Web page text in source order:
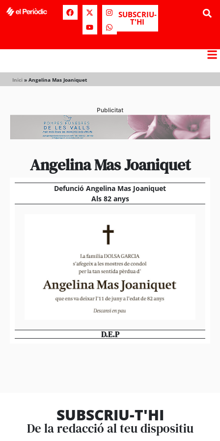
SUBSCRIU-
T'HI
Inici » Angelina Mas Joaniquet
Publicitat
Angelina Mas Joaniquet
Defunció Angelina Mas Joaniquet
Als 82 anys
D.E.P
SUBSCRIU-T'HI
De la redacció al teu dispositiu